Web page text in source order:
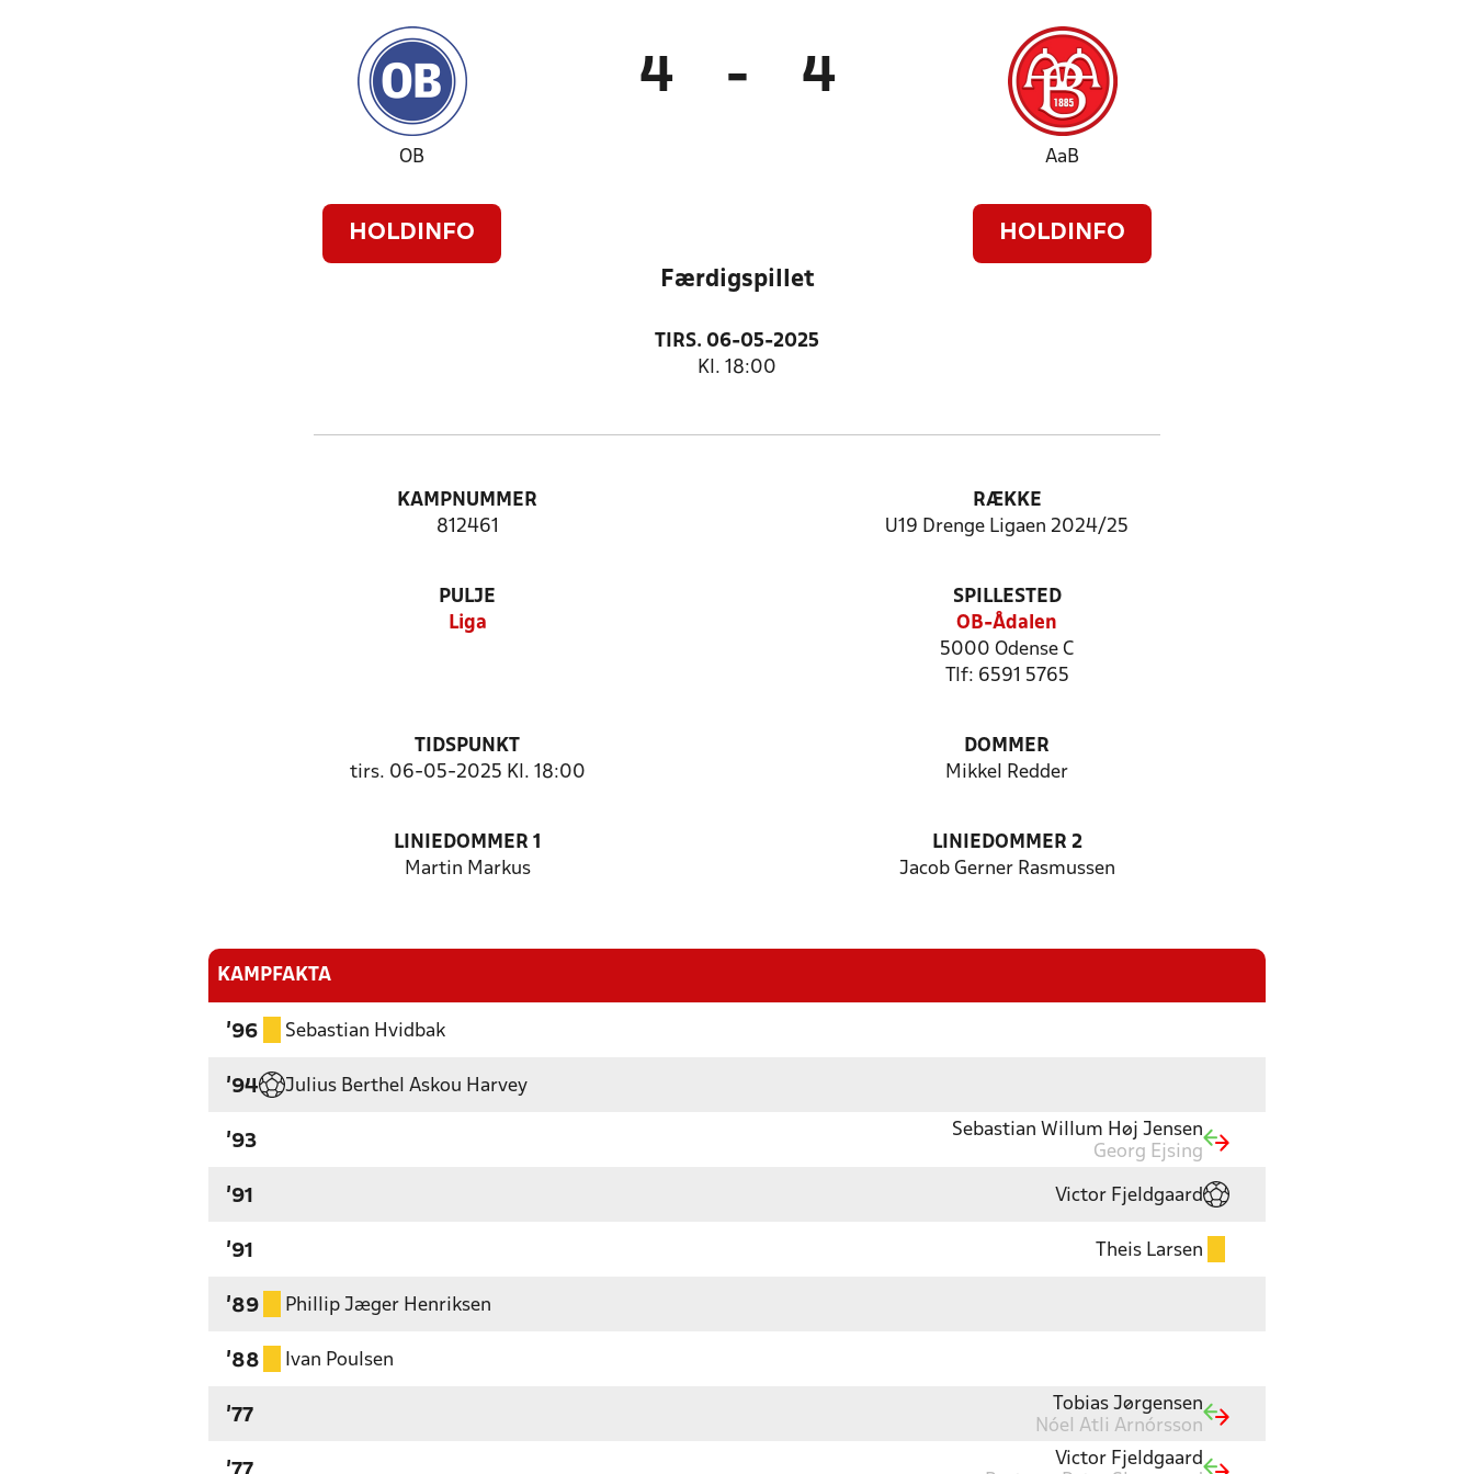
OB
HOLDINFO
4 - 4
AaB
HOLDINFO
Færdigspillet
TIRS. 06-05-2025
Kl. 18:00
KAMPNUMMER
812461
RÆKKE
U19 Drenge Ligaen 2024/25
PULJE
Liga
SPILLESTED
OB-Ådalen
5000 Odense C
Tlf: 6591 5765
TIDSPUNKT
tirs. 06-05-2025 Kl. 18:00
DOMMER
Mikkel Redder
LINIEDOMMER 1
Martin Markus
LINIEDOMMER 2
Jacob Gerner Rasmussen
KAMPFAKTA
'96 Sebastian Hvidbak
'94 Julius Berthel Askou Harvey
'93
Sebastian Willum Høj Jensen
Georg Ejsing
'91 Victor Fjeldgaard
'91 Theis Larsen
'89 Phillip Jæger Henriksen
'88 Ivan Poulsen
'77
Tobias Jørgensen
Nóel Atli Arnórsson
Victor Fjeldgaard